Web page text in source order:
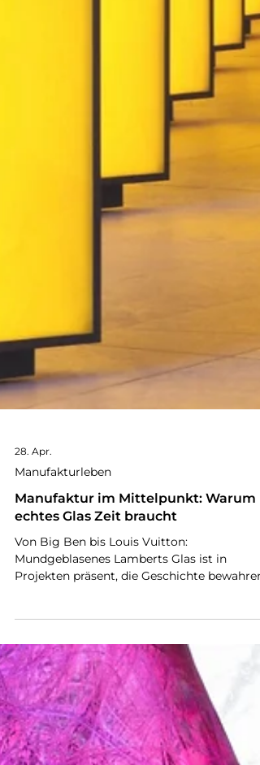
28. Apr.
Manufakturleben
Manufaktur im Mittelpunkt: Warum
echtes Glas Zeit braucht
Von Big Ben bis Louis Vuitton:
Projekten präsent, die Geschichte bewahren